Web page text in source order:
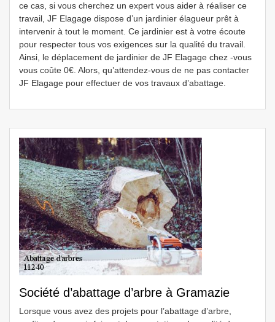
ce cas, si vous cherchez un expert vous aider à réaliser ce
travail, JF Elagage dispose d’un jardinier élagueur prêt à
intervenir à tout le moment. Ce jardinier est à votre écoute
pour respecter tous vos exigences sur la qualité du travail.
Ainsi, le déplacement de jardinier de JF Elagage chez -vous
vous coûte 0€. Alors, qu’attendez-vous de ne pas contacter
JF Elagage pour effectuer de vos travaux d’abattage.
Société d’abattage d’arbre à Gramazie
Lorsque vous avez des projets pour l’abattage d’arbre,